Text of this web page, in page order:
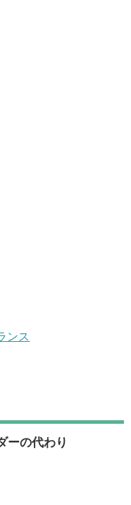
ンス
ーの代わり